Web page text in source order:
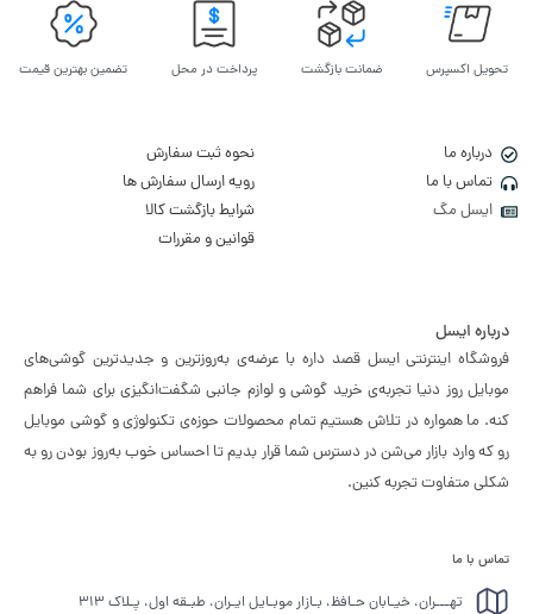
تحویل اکسپرس ضمانت بازگشت پرداخت در محل تضمین بهترین قیمت
درباره ما
تماس با ما
ایسل مگ
نحوه ثبت سفارش
رویه ارسال سفارش ها
شرایط بازگشت کالا
قوانین و مقررات
درباره ایسل
فروشگاه اینترنتی ایسل قصد داره با عرضه‌ی به‌روزترین و جدیدترین گوشی‌های
موبایل روز دنیا تجربه‌ی خرید گوشی و لوازم جانبی شگفت‌انگیزی برای شما فراهم
کنه. ما همواره در تلاش هستیم تمام محصولات حوزه‌ی تکنولوژی و گوشی موبایل
رو که وارد بازار می‌شن در دسترس شما قرار بدیم تا احساس خوب به‌روز بودن رو به
شکلی متفاوت تجربه کنین.
تماس با ما
تهـــران، خیـابان حـافظ، بـازار موبـایل ایـران، طبـقه اول، پـلاک ۳۱۳